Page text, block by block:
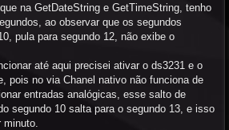
na GetDateString e GetTimeString, tenho
ao observar que os segundos
pula para segundo 12, não exibe o
até aqui precisei ativar o ds3231 e o
pois no via Chanel nativo não funciona de
entradas analógicas, esse salto de
segundo 10 salta para o segundo 13, e isso